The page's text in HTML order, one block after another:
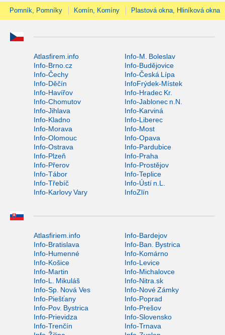
Pomník, Pomníky Komín, Komíny Plastová okna, Hliníková okna
Atlasfirem.info
Info-M. Boleslav
Info-Brno.cz
Info-Budějovice
Info-Čechy
Info-Česká Lípa
Info-Děčín
InfoFrýdek-Místek
Info-Havířov
Info-Hradec Kr.
Info-Chomutov
Info-Jablonec n.N.
Info-Jihlava
Info-Karviná
Info-Kladno
Info-Liberec
Info-Morava
Info-Most
Info-Olomouc
Info-Opava
Info-Ostrava
Info-Pardubice
Info-Plzeň
Info-Praha
Info-Přerov
Info-Prostějov
Info-Tábor
Info-Teplice
Info-Třebíč
Info-Ústí n.L.
Info-Karlovy Vary
InfoZlín
Atlasfiriem.info
Info-Bardejov
Info-Bratislava
Info-Ban. Bystrica
Info-Humenné
Info-Komárno
Info-Košice
Info-Levice
Info-Martin
Info-Michalovce
Info-L. Mikuláš
Info-Nitra.sk
Info-Sp. Nová Ves
Info-Nové Zámky
Info-Piešťany
Info-Poprad
Info-Pov. Bystrica
Info-Prešov
Info-Prievidza
Info-Slovensko
Info-Trenčín
Info-Trnava